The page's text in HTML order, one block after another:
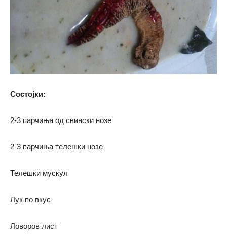
Состојки:
2-3 парчиња од свински нозе
2-3 парчиња телешки нозе
Телешки мускул
Лук по вкус
Ловоров лист